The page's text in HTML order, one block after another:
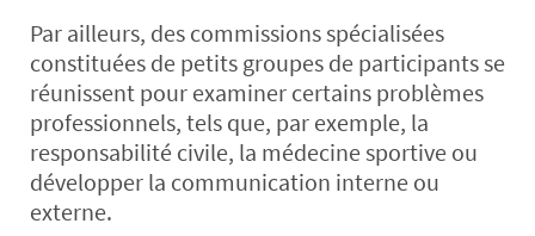
Par ailleurs, des commissions spécialisées
constituées de petits groupes de participants se
réunissent pour examiner certains problèmes
professionnels, tels que, par exemple, la
responsabilité civile, la médecine sportive ou
développer la communication interne ou
externe.